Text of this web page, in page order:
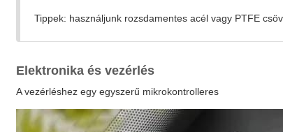
Tippek: használjunk rozsdamentes acél vagy PTFE
Elektronika és vezérlés
A vezérléshez egy egyszerű mikrokontrolleres